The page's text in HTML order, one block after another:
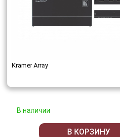
Kramer Array
В наличии
В КОРЗИНУ